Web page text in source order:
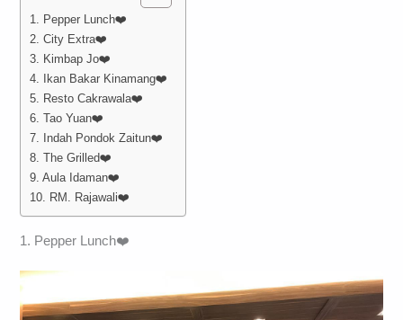
1. Pepper Lunch❤️
2. City Extra❤️
3. Kimbap Jo❤️
4. Ikan Bakar Kinamang❤️
5. Resto Cakrawala❤️
6. Tao Yuan❤️
7. Indah Pondok Zaitun❤️
8. The Grilled❤️
9. Aula Idaman❤️
10. RM. Rajawali❤️
1. Pepper Lunch❤️